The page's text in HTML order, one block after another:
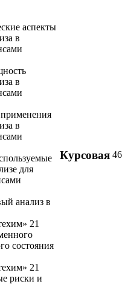
аспекты
в
в
в
для
анализ в
21
состояния
21
риски и
Курсовая 46